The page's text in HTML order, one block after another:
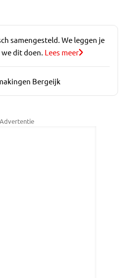
samengesteld. We leggen je
dit doen. Lees meer
Bergeijk
Advertentie